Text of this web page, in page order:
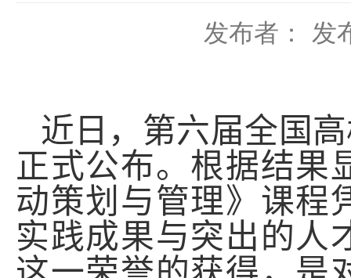
发布者： 发
近日，第六届全国
正式公布。 根据结果
动策划与管理》课程
实践成果与突出的人